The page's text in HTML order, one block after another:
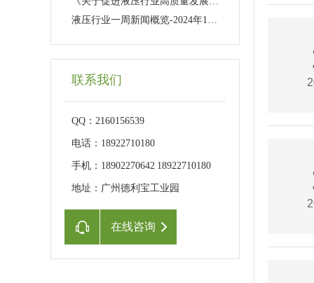
液压行业一周新闻概览-2024年1月13日（国务院发布《关于促进液压行业高质量发展的指导意见）
联系我们
QQ：2160156539
电话：18922710180
手机：18902270642 18922710180
地址：广州德利宝工业园
在线咨询